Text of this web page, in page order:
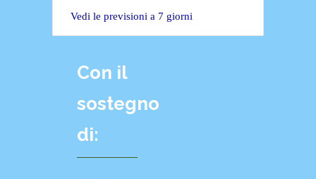
Vedi le previsioni a 7 giorni
Con il
sostegno
di: